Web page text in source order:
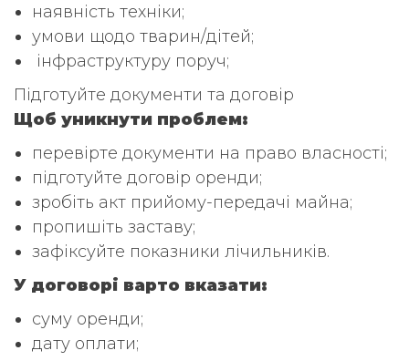
наявність техніки;
умови щодо тварин/дітей;
інфраструктуру поруч;
Підготуйте документи та договір
Щоб уникнути проблем:
перевірте документи на право власності;
підготуйте договір оренди;
зробіть акт прийому-передачі майна;
пропишіть заставу;
зафіксуйте показники лічильників.
У договорі варто вказати:
суму оренди;
дату оплати;